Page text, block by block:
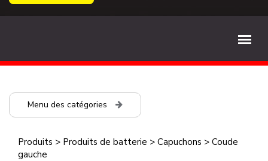
Menu des catégories
Produits > Produits de batterie > Capuchons > Coude
gauche